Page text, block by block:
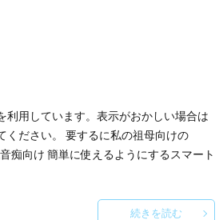
利用しています。表示がおかしい場合は
ください。 要するに私の祖母向けの
痴向け 簡単に使えるようにするスマート
続きを読む